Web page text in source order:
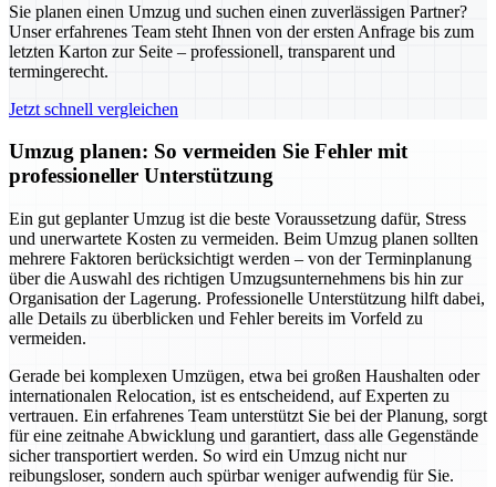
Sie planen einen Umzug und suchen einen zuverlässigen Partner?
Unser erfahrenes Team steht Ihnen von der ersten Anfrage bis zum
letzten Karton zur Seite – professionell, transparent und
termingerecht.
Jetzt schnell vergleichen
Umzug planen: So vermeiden Sie Fehler mit
professioneller Unterstützung
Ein gut geplanter Umzug ist die beste Voraussetzung dafür, Stress
und unerwartete Kosten zu vermeiden. Beim Umzug planen sollten
mehrere Faktoren berücksichtigt werden – von der Terminplanung
über die Auswahl des richtigen Umzugsunternehmens bis hin zur
Organisation der Lagerung. Professionelle Unterstützung hilft dabei,
alle Details zu überblicken und Fehler bereits im Vorfeld zu
vermeiden.
Gerade bei komplexen Umzügen, etwa bei großen Haushalten oder
internationalen Relocation, ist es entscheidend, auf Experten zu
vertrauen. Ein erfahrenes Team unterstützt Sie bei der Planung, sorgt
für eine zeitnahe Abwicklung und garantiert, dass alle Gegenstände
sicher transportiert werden. So wird ein Umzug nicht nur
reibungsloser, sondern auch spürbar weniger aufwendig für Sie.